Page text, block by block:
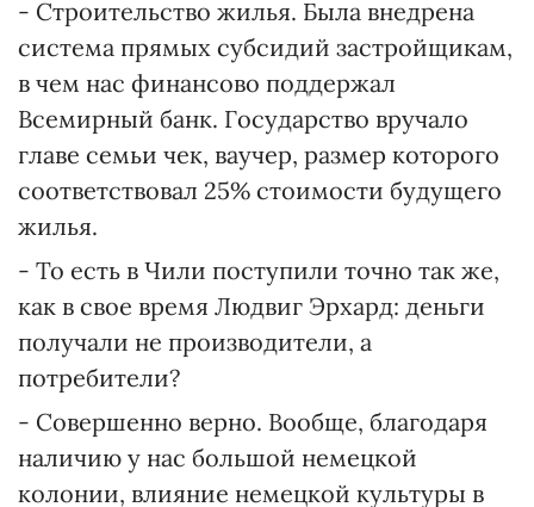
- Строительство жилья. Была внедрена
система прямых субсидий застройщикам,
в чем нас финансово поддержал
Всемирный банк. Государство вручало
главе семьи чек, ваучер, размер которого
соответствовал 25% стоимости будущего
жилья.
- То есть в Чили поступили точно так же,
как в свое время Людвиг Эрхард: деньги
получали не производители, а
потребители?
- Совершенно верно. Вообще, благодаря
наличию у нас большой немецкой
колонии, влияние немецкой культуры в